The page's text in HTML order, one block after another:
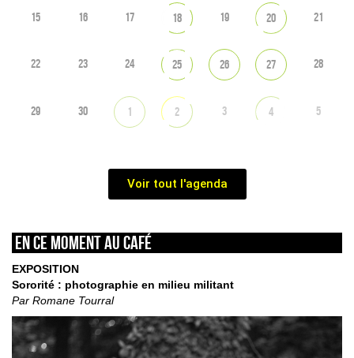
15 16 17 18 19 20 21
22 23 24 25 26 27 28
29 30 1 2 3 4 5
Voir tout l'agenda
En ce moment au café
EXPOSITION
Sororité : photographie en milieu militant
Par Romane Tourral